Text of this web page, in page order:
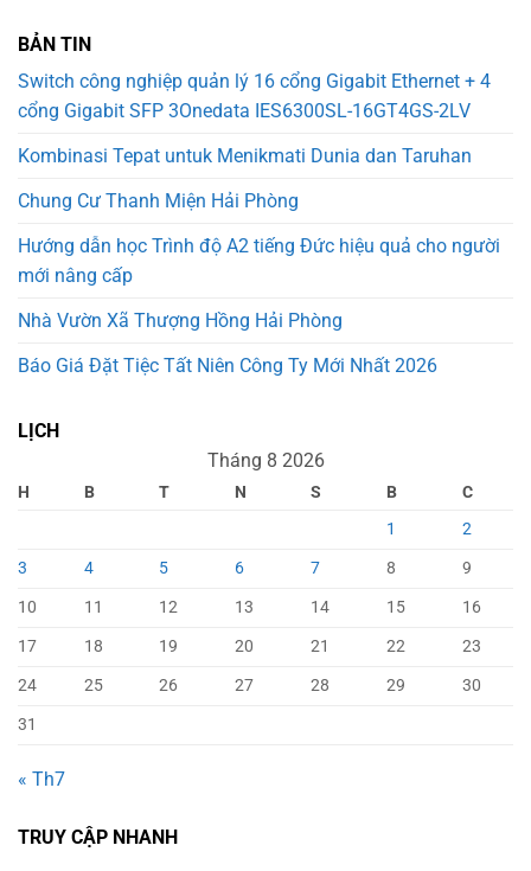
BẢN TIN
Switch công nghiệp quản lý 16 cổng Gigabit Ethernet + 4
cổng Gigabit SFP 3Onedata IES6300SL-16GT4GS-2LV
Kombinasi Tepat untuk Menikmati Dunia dan Taruhan
Chung Cư Thanh Miện Hải Phòng
Hướng dẫn học Trình độ A2 tiếng Đức hiệu quả cho người
mới nâng cấp
Nhà Vườn Xã Thượng Hồng Hải Phòng
Báo Giá Đặt Tiệc Tất Niên Công Ty Mới Nhất 2026
LỊCH
Tháng 8 2026
H B T N S B
C
1
2
3
4 5 6 7 8
9
10
11 12 13 14 15
16
17
18 19 20 21 22
23
24
25 26 27 28 29
30
31
« Th7
TRUY CẬP NHANH